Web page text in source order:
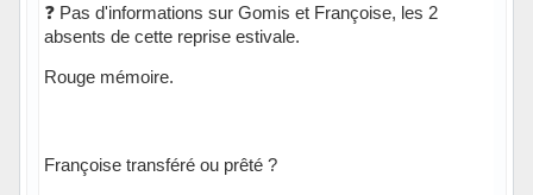
❓ Pas d'informations sur Gomis et Françoise, les 2
absents de cette reprise estivale.
Rouge mémoire.
Françoise transféré ou prêté ?